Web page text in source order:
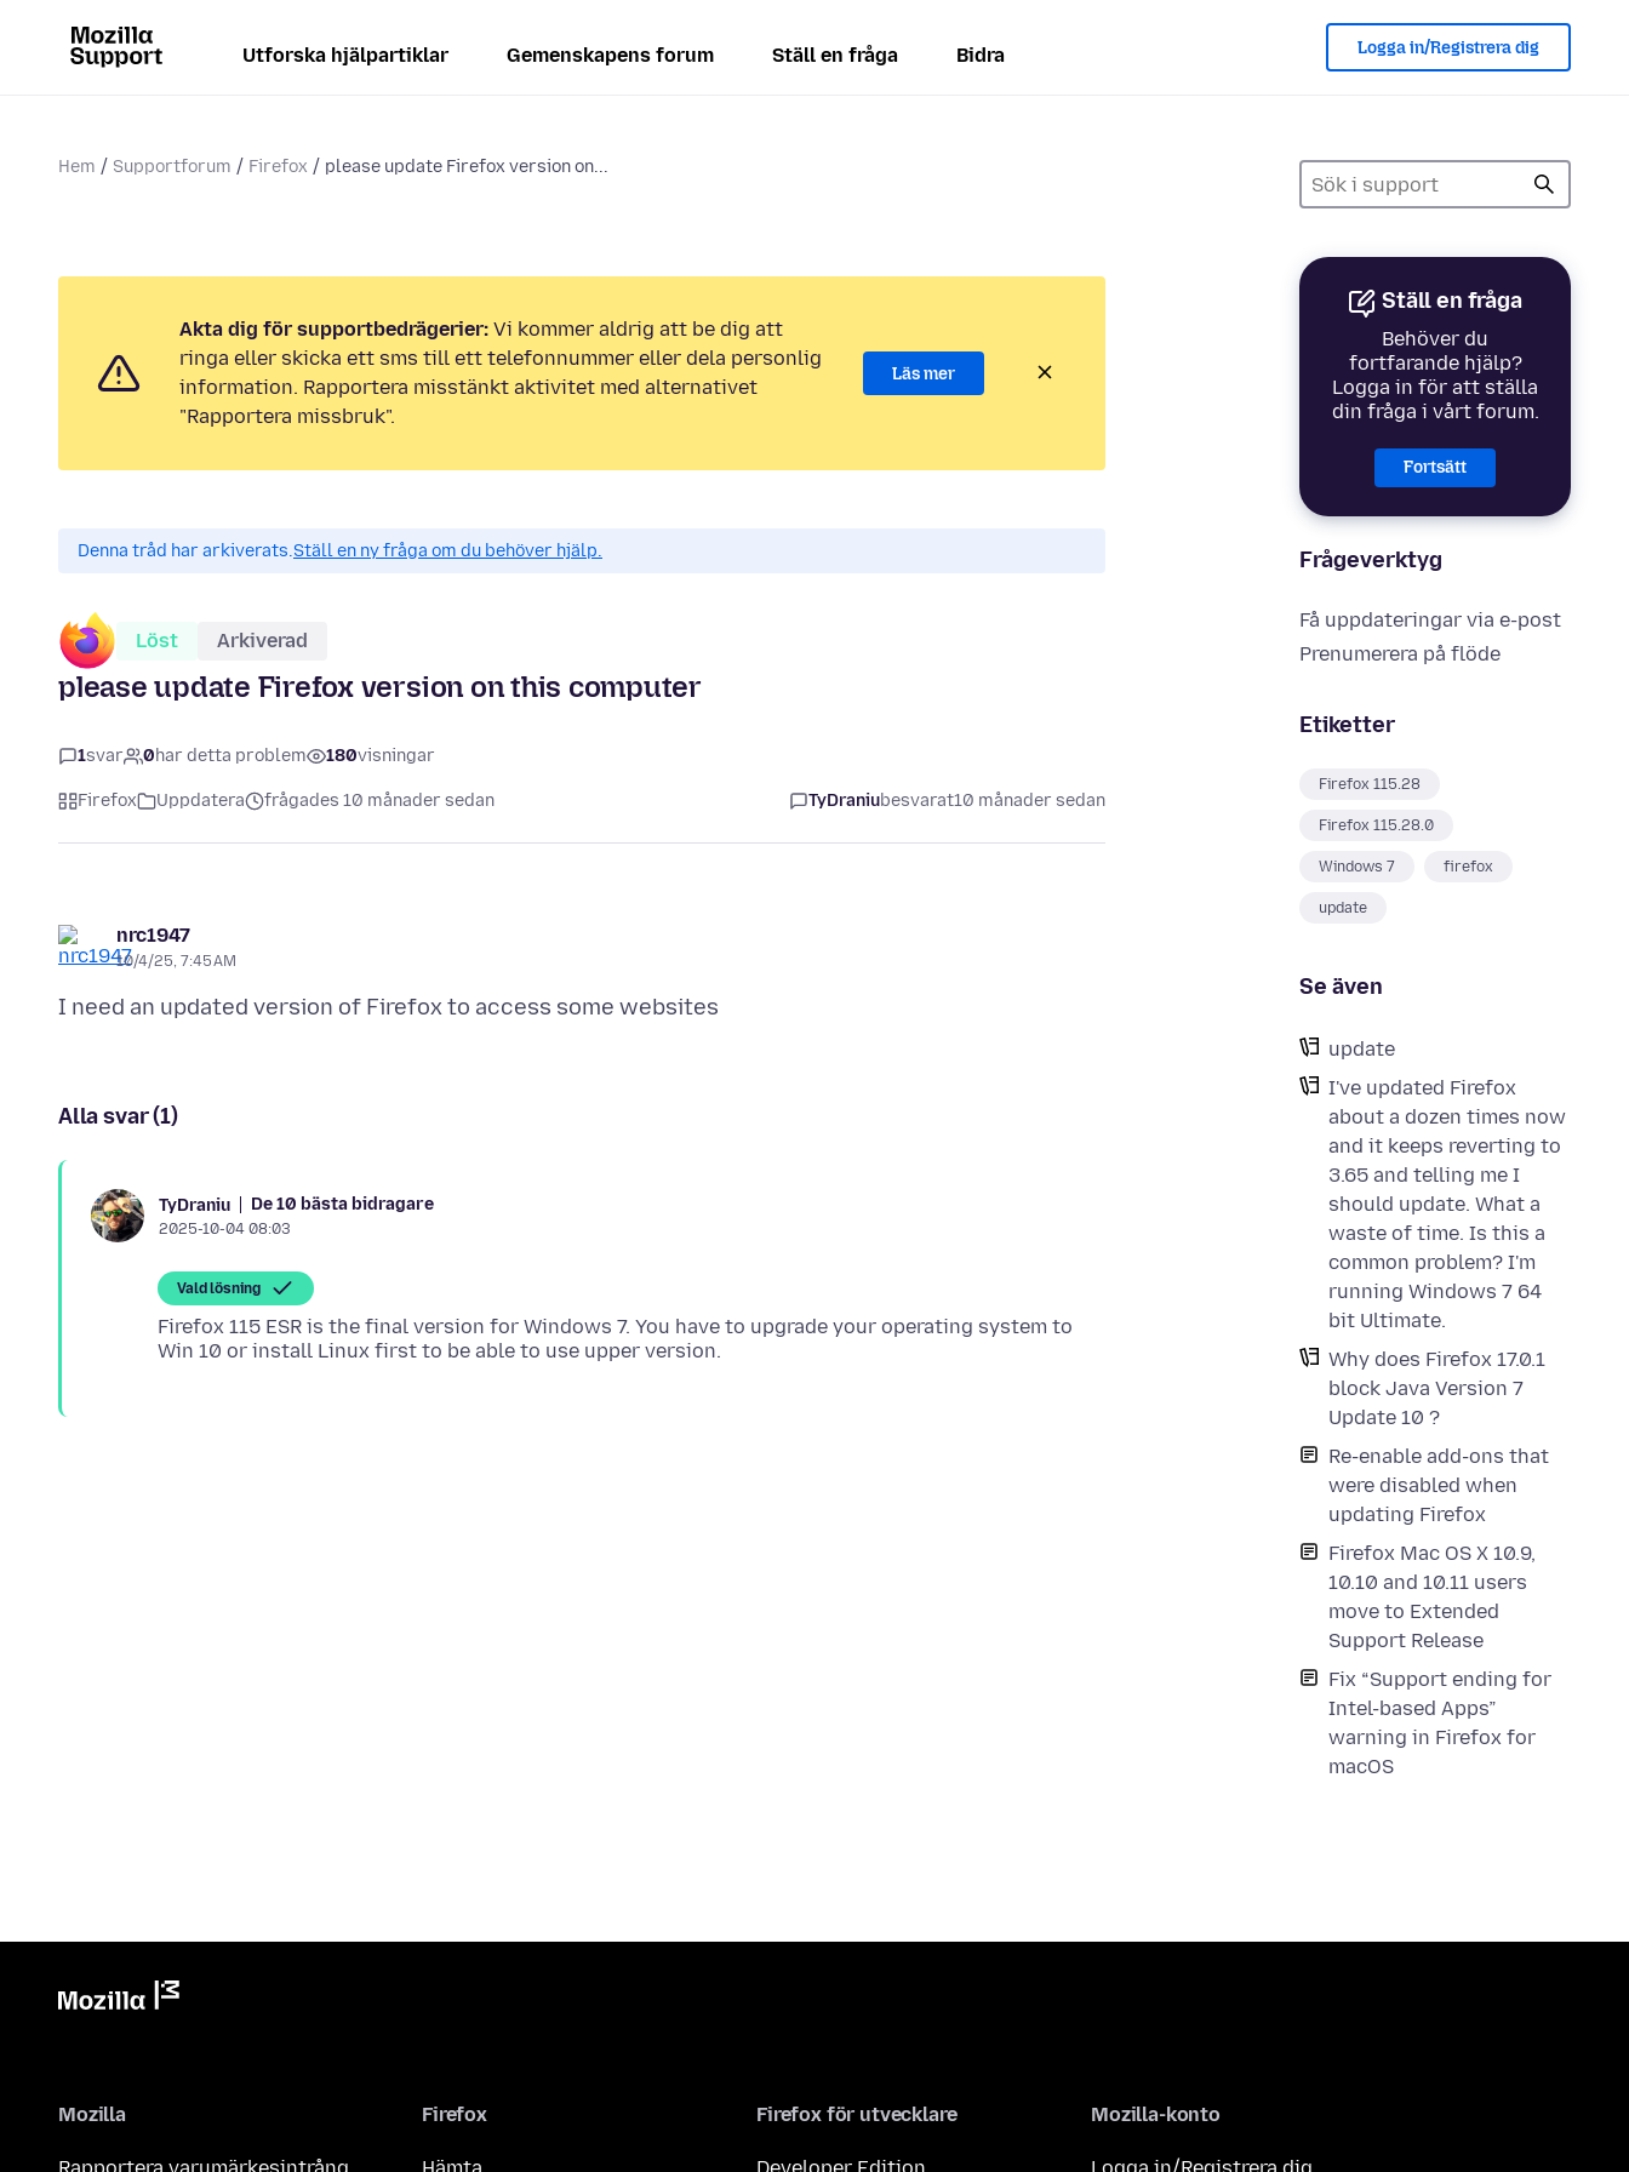
Utforska hjälpartiklar Gemenskapens forum Ställ en fråga Bidra Logga in/Registrera dig
Hem Supportforum Firefox please update Firefox version on...
Ställ en fråga
Behöver du
fortfarande hjälp?
Logga in för att ställa
din fråga i vårt forum.
Fortsätt
Frågeverktyg
Få uppdateringar via e-post
Prenumerera på flöde
Etiketter
Firefox 115.28
Firefox 115.28.0
Windows 7 firefox
update
Se även
update
I've updated Firefox
about a dozen times now
and it keeps reverting to
3.65 and telling me I
should update. What a
waste of time. Is this a
common problem? I'm
running Windows 7 64
bit Ultimate.
Why does Firefox 17.0.1
block Java Version 7
Update 10 ?
Re-enable add-ons that
were disabled when
updating Firefox
Firefox Mac OS X 10.9,
10.10 and 10.11 users
move to Extended
Support Release
Fix “Support ending for
Intel-based Apps”
warning in Firefox for
macOS
Akta dig för supportbedrägerier: Vi kommer aldrig att be dig att
ringa eller skicka ett sms till ett telefonnummer eller dela personlig
information. Rapportera misstänkt aktivitet med alternativet
"Rapportera missbruk".
Läs mer
Denna tråd har arkiverats.Ställ en ny fråga om du behöver hjälp.
Löst Arkiverad
please update Firefox version on this computer
1svar 0har detta problem 180visningar
Firefox Uppdatera frågades 10 månader sedan TyDraniubesvarat10 månader sedan
nrc1947
10/4/25, 7:45 AM
Alla svar (1)
TyDraniu De 10 bästa bidragare
2025-10-04 08:03
Vald lösning
Firefox 115 ESR is the final version for Windows 7. You have to upgrade your operating system to
Mozilla Firefox Firefox för utvecklare Mozilla-konto